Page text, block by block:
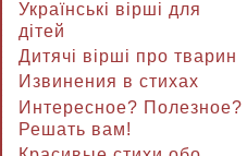
Українські вірші для
дітей
Дитячі вірші про тварин
Извинения в стихах
Интересное? Полезное?
Решать вам!